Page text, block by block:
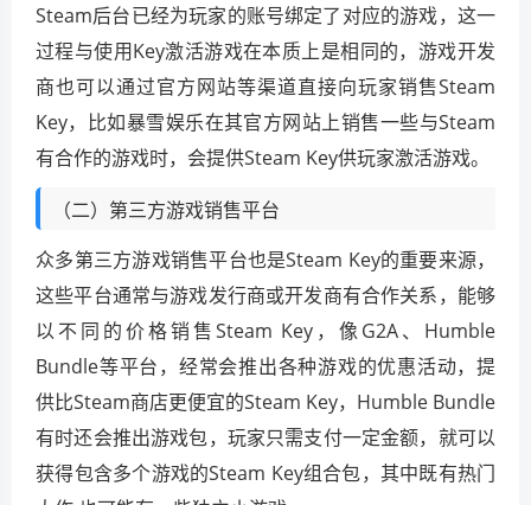
Steam后台已经为玩家的账号绑定了对应的游戏，这一
过程与使用Key激活游戏在本质上是相同的，游戏开发
商也可以通过官方网站等渠道直接向玩家销售Steam
Key，比如暴雪娱乐在其官方网站上销售一些与Steam
有合作的游戏时，会提供Steam Key供玩家激活游戏。
（二）第三方游戏销售平台
众多第三方游戏销售平台也是Steam Key的重要来源，
这些平台通常与游戏发行商或开发商有合作关系，能够
以不同的价格销售Steam Key，像G2A、Humble
Bundle等平台，经常会推出各种游戏的优惠活动，提
供比Steam商店更便宜的Steam Key，Humble Bundle
有时还会推出游戏包，玩家只需支付一定金额，就可以
获得包含多个游戏的Steam Key组合包，其中既有热门